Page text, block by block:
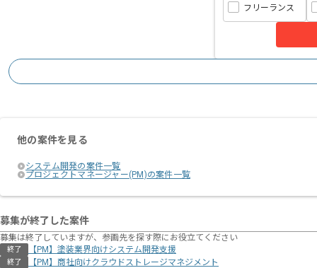
フリーランス
他の案件を見る
システム開発の案件一覧
プロジェクトマネージャー(PM)の案件一覧
募集が終了した案件
募集は終了していますが、参画先を探す際にお役立てください
終了 【PM】塗装業界向けシステム開発支援
終了 【PM】商社向けクラウドストレージマネジメント